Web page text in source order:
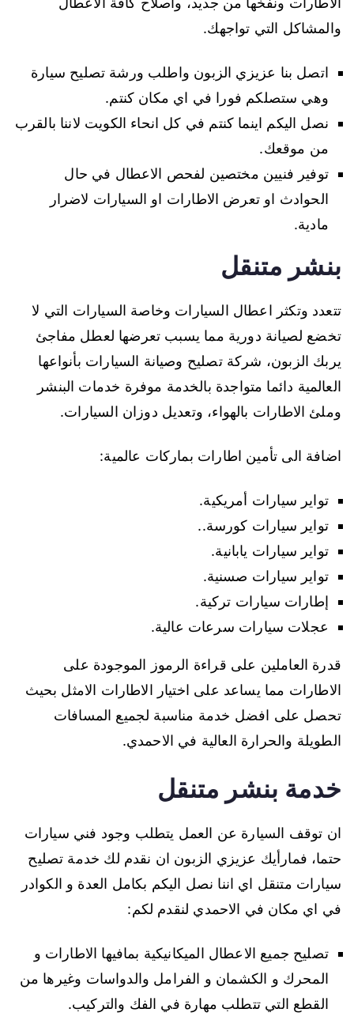
والمشاكل التي تواجهك.
اتصل بنا عزيزي الزبون واطلب ورشة تصليح سيارة
وهي ستصلكم فورا في اي مكان كنتم.
نصل اليكم اينما كنتم في كل انحاء الكويت لاننا بالقرب
من موقعك.
توفير فنيين مختصين لفحص الاعطال في حال
الحوادث او تعرض الاطارات او السيارات لاضرار
مادية.
بنشر متنقل
تتعدد وتكثر اعطال السيارات وخاصة السيارات التي لا
تخضع لصيانة دورية مما يسبب تعرضها لعطل مفاجئ
يربك الزبون، شركة تصليح وصيانة السيارات بأنواعها
العالمية دائما متواجدة بالخدمة موفرة خدمات البنشر
وملئ الاطارات بالهواء، وتعديل دوزان السيارات.
اضافة الى تأمين اطارات بماركات عالمية:
تواير سيارات أمريكية.
تواير سيارات كورسة..
تواير سيارات يابانية.
تواير سيارات صسنية.
إطارات سيارات تركية.
عجلات سيارات سرعات عالية.
قدرة العاملين على قراءة الرموز الموجودة على
الاطارات مما يساعد على اختيار الاطارات الامثل بحيث
تحصل على افضل خدمة مناسبة لجميع المسافات
الطويلة والحرارة العالية في الاحمدي.
خدمة بنشر متنقل
ان توقف السيارة عن العمل يتطلب وجود فني سيارات
حتما، فمارأيك عزيزي الزبون ان نقدم لك خدمة تصليح
سيارات متنقل اي اننا نصل اليكم بكامل العدة و الكوادر
في اي مكان في الاحمدي لنقدم لكم:
تصليح جميع الاعطال الميكانيكية بمافيها الاطارات و
المحرك و الكشمان و الفرامل والدواسات وغيرها من
القطع التي تتطلب مهارة في الفك والتركيب.